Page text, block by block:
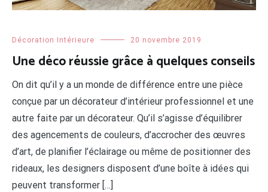
Décoration Intérieure 20 novembre 2019
Une déco réussie grâce à quelques conseils
On dit qu’il y a un monde de différence entre une pièce
conçue par un décorateur d’intérieur professionnel et une
autre faite par un décorateur. Qu’il s’agisse d’équilibrer
des agencements de couleurs, d’accrocher des œuvres
d’art, de planifier l’éclairage ou même de positionner des
rideaux, les designers disposent d’une boîte à idées qui
peuvent transformer […]